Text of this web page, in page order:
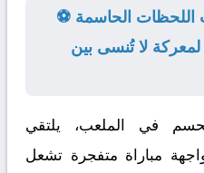
⚽ تُضاعف الإثارة مع اقتراب اللحظات الحاسمة
لا تُنسى بين
في الملعب، يلتقي
مباراة متفجرة تشعل